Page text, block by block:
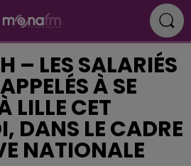
– LES SALARIÉS
À SE
LILLE CET
DANS LE CADRE
NATIONALE